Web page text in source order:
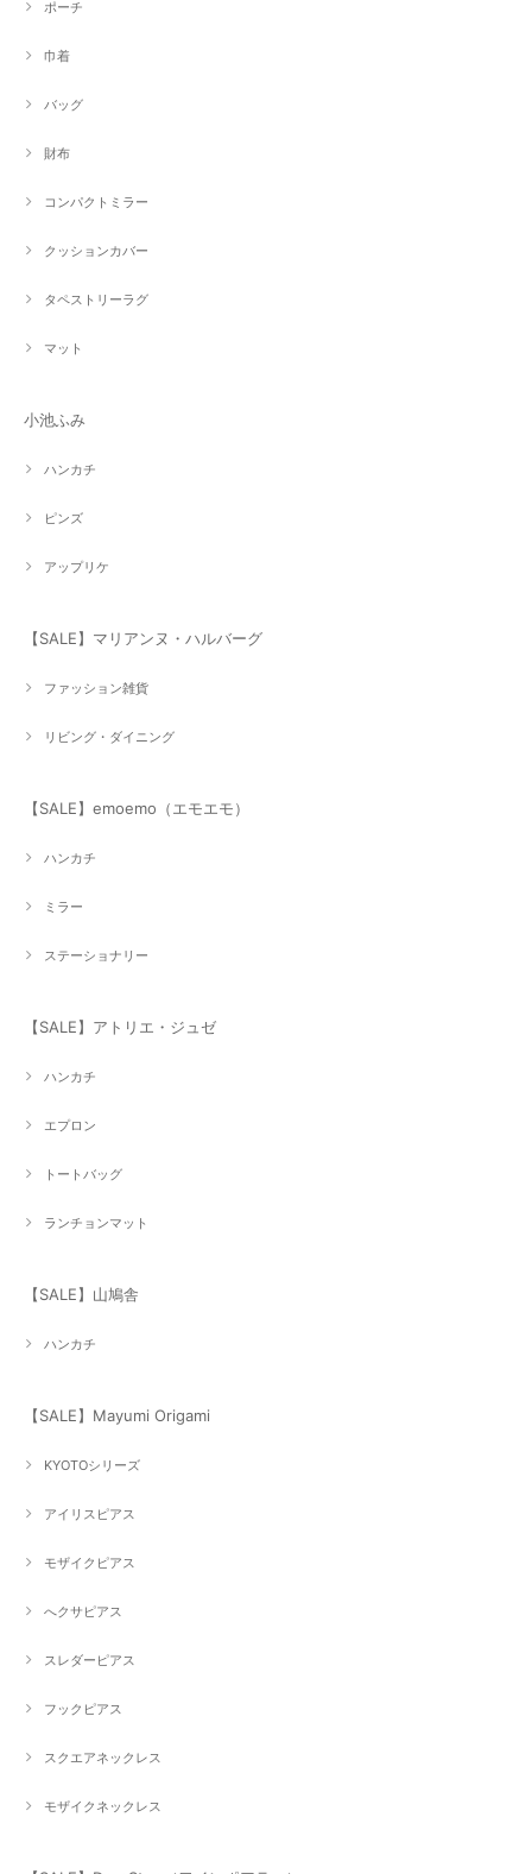
ポーチ
巾着
バッグ
財布
コンパクトミラー
クッションカバー
タペストリーラグ
マット
小池ふみ
ハンカチ
ピンズ
アップリケ
【SALE】マリアンヌ・ハルバーグ
ファッション雑貨
リビング・ダイニング
【SALE】emoemo（エモエモ）
ハンカチ
ミラー
ステーショナリー
【SALE】アトリエ・ジュゼ
ハンカチ
エプロン
トートバッグ
ランチョンマット
【SALE】山鳩舎
ハンカチ
【SALE】Mayumi Origami
KYOTOシリーズ
アイリスピアス
モザイクピアス
へクサピアス
スレダーピアス
フックピアス
スクエアネックレス
モザイクネックレス